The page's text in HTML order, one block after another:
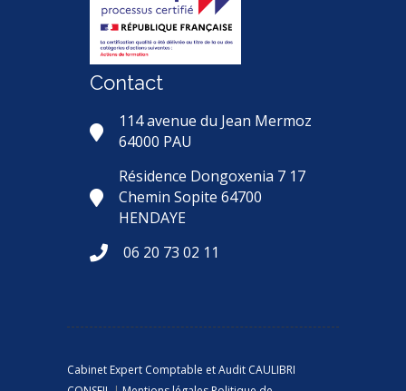
Contact
114 avenue du Jean Mermoz
64000 PAU
Résidence Dongoxenia 7 17
Chemin Sopite 64700
HENDAYE
06 20 73 02 11
Cabinet Expert Comptable et Audit CAULIBRI